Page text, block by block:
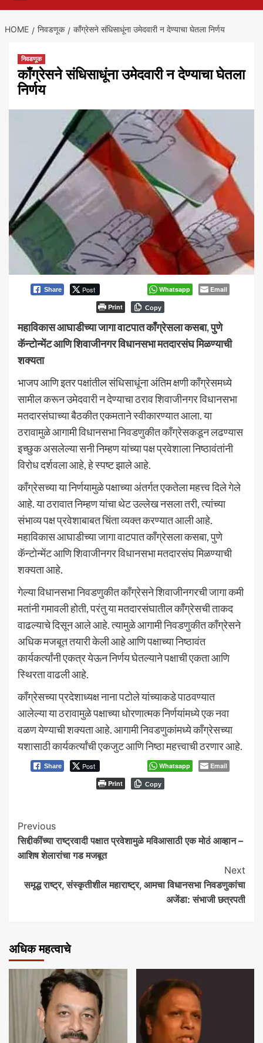
HOME निवडणूक काँग्रेसने संधिसाधूंना उमेदवारी न देण्याचा घेतला निर्णय
निवडणूक
काँग्रेसने संधिसाधूंना उमेदवारी न देण्याचा घेतला
निर्णय
Share Post Whatsapp
Email
Print
Copy
महाविकास आघाडीच्या जागा वाटपात काँग्रेसला कसबा, पुणे
कॅन्टोन्मेंट आणि शिवाजीनगर विधानसभा मतदारसंघ मिळण्याची
शक्यता
भाजप आणि इतर पक्षांतील संधिसाधूंना अंतिम क्षणी काँग्रेसमध्ये
सामील करून उमेदवारी न देण्याचा ठराव शिवाजीनगर विधानसभा
मतदारसंघाच्या बैठकीत एकमताने स्वीकारण्यात आला. या
ठरावामुळे आगामी विधानसभा निवडणुकीत काँग्रेसकडून लढण्यास
इच्छुक असलेल्या सनी निम्हण यांच्या पक्ष प्रवेशाला निष्ठावंतांनी
विरोध दर्शवला आहे, हे स्पष्ट झाले आहे.
काँग्रेसच्या या निर्णयामुळे पक्षाच्या अंतर्गत एकतेला महत्त्व दिले गेले
आहे. या ठरावात निम्हण यांचा थेट उल्लेख नसला तरी, त्यांच्या
संभाव्य पक्ष प्रवेशाबाबत चिंता व्यक्त करण्यात आली आहे.
महाविकास आघाडीच्या जागा वाटपात काँग्रेसला कसबा, पुणे
कॅन्टोन्मेंट आणि शिवाजीनगर विधानसभा मतदारसंघ मिळण्याची
शक्यता आहे.
गेल्या विधानसभा निवडणुकीत काँग्रेसने शिवाजीनगरची जागा कमी
मतांनी गमावली होती, परंतु या मतदारसंघातील काँग्रेसची ताकद
वाढल्याचे दिसून आले आहे. त्यामुळे आगामी निवडणुकीत काँग्रेसने
अधिक मजबूत तयारी केली आहे आणि पक्षाच्या निष्ठावंत
कार्यकर्त्यांनी एकत्र येऊन निर्णय घेतल्याने पक्षाची एकता आणि
स्थिरता वाढली आहे.
काँग्रेसच्या प्रदेशाध्यक्ष नाना पटोले यांच्याकडे पाठवण्यात
आलेल्या या ठरावामुळे पक्षाच्या धोरणात्मक निर्णयांमध्ये एक नवा
वळण येण्याची शक्यता आहे. आगामी निवडणुकांमध्ये काँग्रेसच्या
यशासाठी कार्यकर्त्यांची एकजुट आणि निष्ठा महत्त्वाची ठरणार आहे.
Share Post Whatsapp
Email
Print
Copy
Continue
Reading
Previous
सिद्दीकींच्या राष्ट्रवादी पक्षात प्रवेशामुळे मविआसाठी एक मोठं आव्हान –
आशिष शेलारांचा गड मजबूत
Next
समृद्ध राष्ट्र, संस्कृतीशील महाराष्ट्र, आमचा विधानसभा निवडणुकांचा
अजेंडा: संभाजी छत्रपती
अधिक महत्वाचे